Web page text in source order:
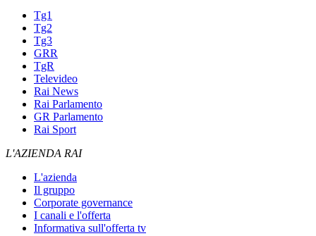
Tg1
Tg2
Tg3
GRR
TgR
Televideo
Rai News
Rai Parlamento
GR Parlamento
Rai Sport
L'AZIENDA RAI
L'azienda
Il gruppo
Corporate governance
I canali e l'offerta
Informativa sull'offerta tv